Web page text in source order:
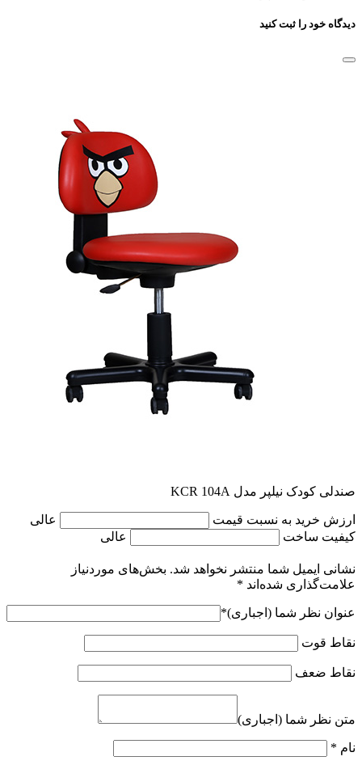
دیدگاه خود را ثبت کنید
صندلی کودک نیلپر مدل KCR 104A
ارزش خرید به نسبت قیمت
عالی
کیفیت ساخت
عالی
نشانی ایمیل شما منتشر نخواهد شد. بخش‌های موردنیاز
علامت‌گذاری شده‌اند *
عنوان نظر شما (اجباری)*
نقاط قوت
نقاط ضعف
متن نظر شما (اجباری)
نام *